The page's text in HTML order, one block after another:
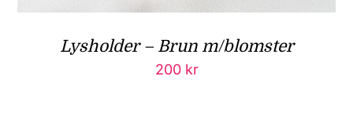
Lysholder – Brun m/blomster
200 kr